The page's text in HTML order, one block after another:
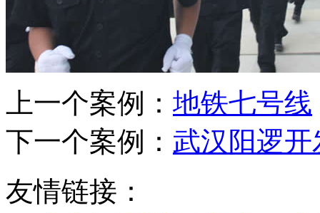
上一个案例： 地铁七号线
下一个案例： 武汉阳逻开
友情链接：